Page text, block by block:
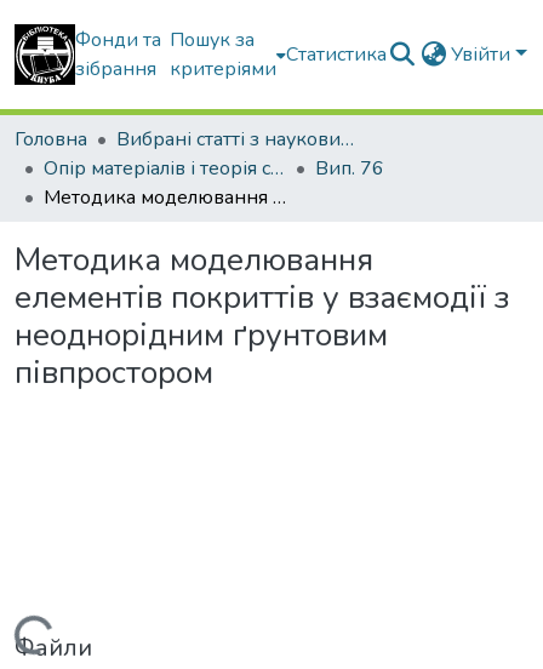
Фонди та
зібрання
Пошук за
критеріями
Статистика Увійти
Головна
Вибрані статті з наукових збірників КНУБА
Опір матеріалів і теорія споруд
Вип. 76
Методика моделювання елементів покриттів у взаємодії з неоднорідним ґрунтовим півпростором
Методика моделювання
елементів покриттів у взаємодії з
неоднорідним ґрунтовим
півпростором
Файли